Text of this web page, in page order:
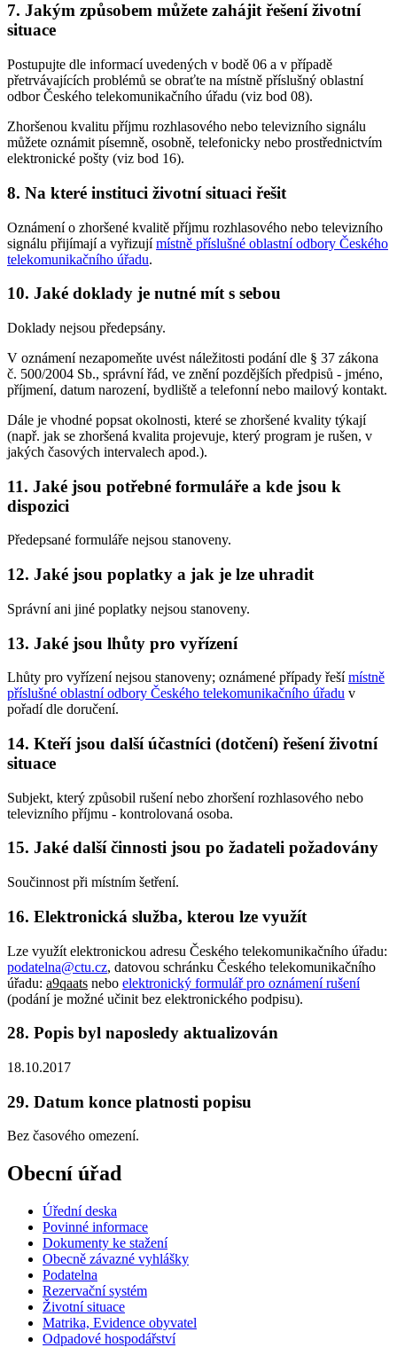
7. Jakým způsobem můžete zahájit řešení životní
situace
Postupujte dle informací uvedených v bodě 06 a v případě
přetrvávajících problémů se obraťte na místně příslušný oblastní
odbor Českého telekomunikačního úřadu (viz bod 08).
Zhoršenou kvalitu příjmu rozhlasového nebo televizního signálu
můžete oznámit písemně, osobně, telefonicky nebo prostřednictvím
elektronické pošty (viz bod 16).
8. Na které instituci životní situaci řešit
Oznámení o zhoršené kvalitě příjmu rozhlasového nebo televizního
signálu přijímají a vyřizujímístně příslušné oblastní odbory Českého
telekomunikačního úřadu.
10. Jaké doklady je nutné mít s sebou
Doklady nejsou předepsány.
V oznámení nezapomeňte uvést náležitosti podání dle § 37 zákona
č. 500/2004 Sb., správní řád, ve znění pozdějších předpisů - jméno,
příjmení, datum narození, bydliště a telefonní nebo mailový kontakt.
Dále je vhodné popsat okolnosti, které se zhoršené kvality týkají
(např. jak se zhoršená kvalita projevuje, který program je rušen, v
jakých časových intervalech apod.).
11. Jaké jsou potřebné formuláře a kde jsou k
dispozici
Předepsané formuláře nejsou stanoveny.
12. Jaké jsou poplatky a jak je lze uhradit
Správní ani jiné poplatky nejsou stanoveny.
13. Jaké jsou lhůty pro vyřízení
Lhůty pro vyřízení nejsou stanoveny; oznámené případy řešímístně
příslušné oblastní odbory Českého telekomunikačního úřadu v
pořadí dle doručení.
14. Kteří jsou další účastníci (dotčení) řešení životní
situace
Subjekt, který způsobil rušení nebo zhoršení rozhlasového nebo
televizního příjmu - kontrolovaná osoba.
15. Jaké další činnosti jsou po žadateli požadovány
Součinnost při místním šetření.
16. Elektronická služba, kterou lze využít
Lze využít elektronickou adresu Českého telekomunikačního úřadu:
podatelna@ctu.cz, datovou schránku Českého telekomunikačního
úřadu: a9qaats nebo elektronický formulář pro oznámení rušení
(podání je možné učinit bez elektronického podpisu).
28. Popis byl naposledy aktualizován
18.10.2017
29. Datum konce platnosti popisu
Bez časového omezení.
Obecní úřad
Úřední deska
Povinné informace
Dokumenty ke stažení
Obecně závazné vyhlášky
Podatelna
Rezervační systém
Životní situace
Matrika, Evidence obyvatel
Odpadové hospodářství